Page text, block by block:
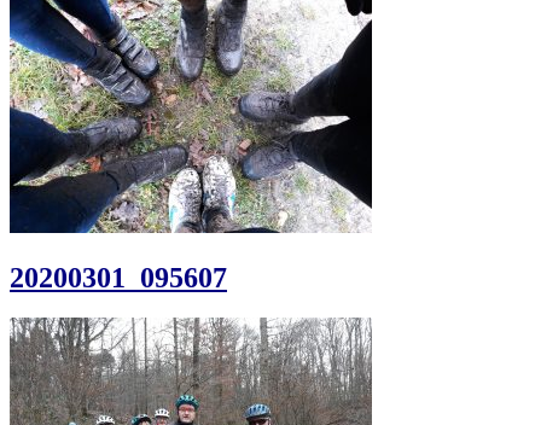
20200301_095607